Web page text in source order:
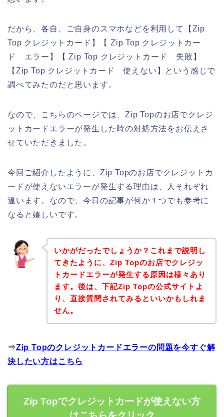
だから、各自、ご自身のスマホなどを利用して【Zip
Top クレジットカード】【 Zip Top クレジットカー
ド エラー】【 Zip Top クレジットカード 失敗】
【Zip Top クレジットカード 使えない】という感じで
調べてみたのだと思います。
なので、こちらのページでは、Zip Topのお店でクレジ
ットカードエラーが発生した時の対処方法をお伝えさ
せていただきました。
今回ご紹介したように、Zip Topのお店でクレジットカ
ードが使えないエラーが発生する理由は、人それぞれ
違います。なので、今日の記事が何か１つでも参考に
なると嬉しいです。
いかがだったでしょうか？これまで説明し
てきたように、Zip Topのお店でクレジッ
トカードエラーが発生する原因は様々あり
ます。後は、下記Zip Topの公式サイトよ
り、直接質問されてみるといいかもしれま
せん。
⇒Zip Topのクレジットカードエラーの問題を今すぐ解
決したい方はこちら
Zip Topでクレジットカードが使えない方